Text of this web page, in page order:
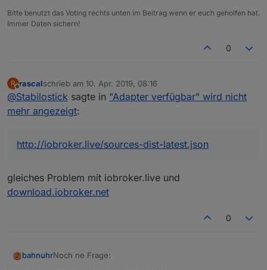
Bitte benutzt das Voting rechts unten im Beitrag wenn er euch geholfen hat.
Immer Daten sichern!
0
R
Offline
rascalschrieb am 10. Apr. 2019, 08:16
zuletzt editiert von
@Stabilostick sagte in "Adapter verfügbar" wird nicht
mehr angezeigt:
http://iobroker.live/sources-dist-latest.json
gleiches Problem mit iobroker.live und
download.iobroker.net
0
bahnuhrNoch ne Frage: